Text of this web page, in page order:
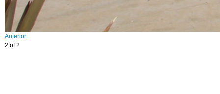
Anterior
2 of 2